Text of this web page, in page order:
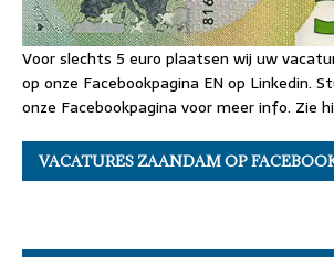
Voor slechts 5 euro plaatsen wij uw
op onze Facebookpagina EN op Linkedin.
onze Facebookpagina voor meer info. Zie
VACATURES ZAANDAM OP